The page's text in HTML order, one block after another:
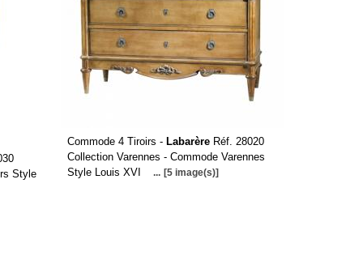
Style
Commode 4 Tiroirs - Labarère Réf. 28020
Collection Varennes - Commode Varennes
Style Louis XVI
... [5 image(s)]